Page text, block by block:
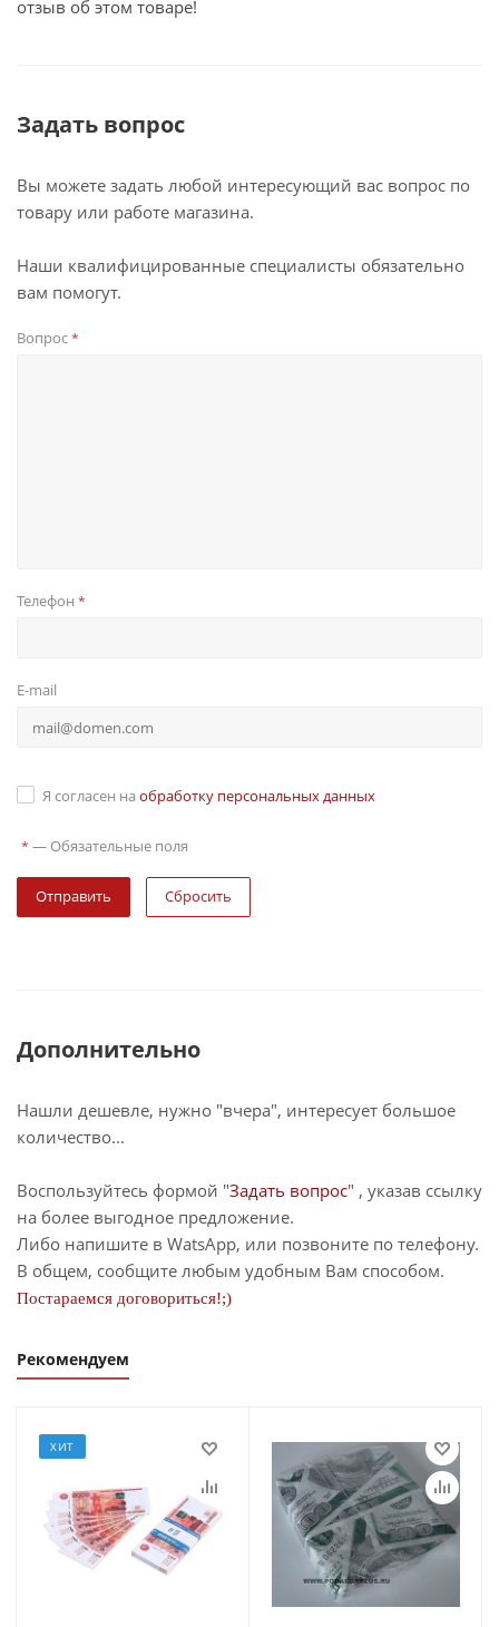
отзыв об этом товаре!
Задать вопрос
Вы можете задать любой интересующий вас вопрос по
товару или работе магазина.
Наши квалифицированные специалисты обязательно
вам помогут.
Вопрос*
Телефон *
E-mail
Я согласен на обработку персональных данных
* — Обязательные поля
Сбросить
Дополнительно
Нашли дешевле, нужно "вчера", интересует большое
количество...
Воспользуйтесь формой "Задать вопрос" , указав ссылку
на более выгодное предложение.
Либо напишите в WatsApp, или позвоните по телефону.
В общем, сообщите любым удобным Вам способом.
Постараемся договориться!;)
Рекомендуем
ХИТ